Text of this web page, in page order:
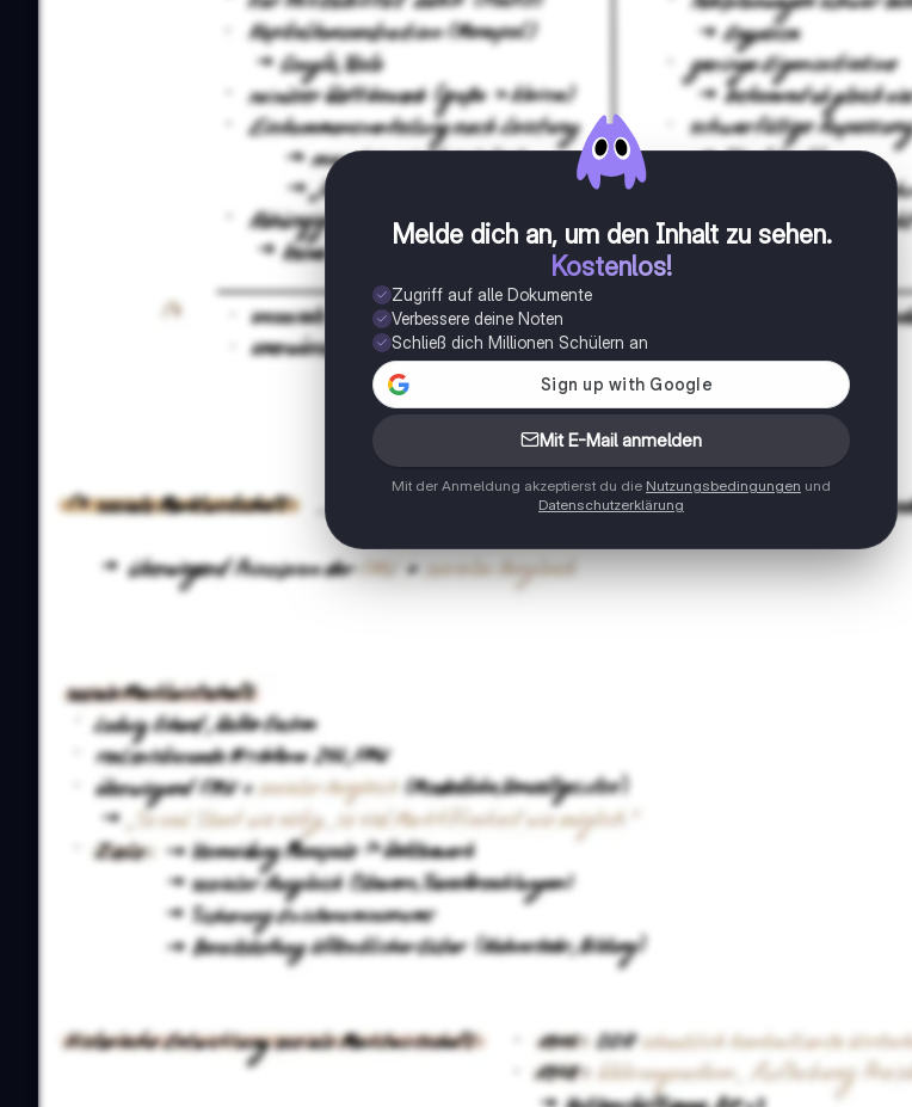
Melde dich an, um den Inhalt zu sehen.
Kostenlos!
Zugriff auf alle Dokumente
Verbessere deine Noten
Schließ dich Millionen Schülern an
Mit E-Mail anmelden
Mit der Anmeldung akzeptierst du die Nutzungsbedingungen und
Datenschutzerklärung